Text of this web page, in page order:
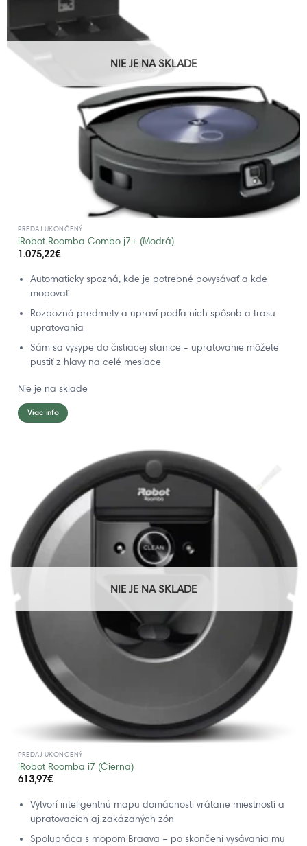
NIE JE NA SKLADE
PREDAJ UKONČENÝ
iRobot Roomba Combo j7+ (Modrá)
1.075,22€
Automaticky spozná, kde je potrebné povysávať a kde
mopovať
Rozpozná predmety a upraví podľa nich spôsob a trasu
upratovania
Sám sa vysype do čistiacej stanice - upratovanie môžete
pustiť z hlavy na celé mesiace
Nie je na sklade
Viac info
NIE JE NA SKLADE
PREDAJ UKONČENÝ
iRobot Roomba i7 (Čierna)
613,97€
Vytvorí inteligentnú mapu domácnosti vrátane miestností a
upratovacích aj zakázaných zón
Spolupráca s mopom Braava – po skončení vysávania mu